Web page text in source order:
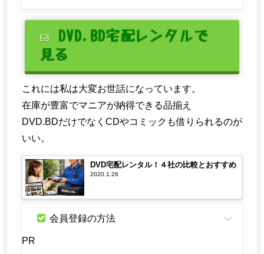
DVD.BD宅配レンタルで
見る
これには私は大変お世話になっています。
在庫が豊富でマニアが納得できる品揃え
DVD.BDだけでなくCDやコミックも借りられるのが
いい。
DVD宅配レンタル！４社の比較とおすすめ
2020.1.26
会員登録の方法
PR